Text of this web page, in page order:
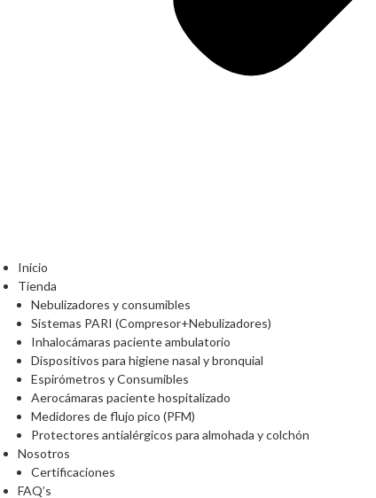
Inicio
Tienda
Nebulizadores y consumibles
Sistemas PARI (Compresor+Nebulizadores)
Inhalocámaras paciente ambulatorio
Dispositivos para higiene nasal y bronquial
Espirómetros y Consumibles
Aerocámaras paciente hospitalizado
Medidores de flujo pico (PFM)
Protectores antialérgicos para almohada y colchón
Nosotros
Certificaciones
FAQ’s